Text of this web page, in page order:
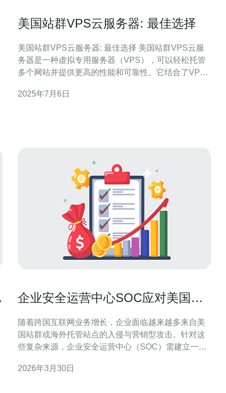
美国站群VPS云服务器: 最佳选择
美国站群VPS云服务器: 最佳选择 美国站群VPS云服
务器是一种虚拟专用服务器（VPS），可以轻松托管
多个网站并提供更高的性能和可靠性。它结合了VPS
决方案。 1. 稳定性：美国站群VPS云服务器能够确保
2025年7月6日
企业安全运营中心SOC应对美国站
随着跨国互联网业务增长，企业面临越来越多来自美
国站群或海外托管站点的入侵与营销型攻击。针对这
些复杂来源，企业安全运营中心（SOC）需建立一套
统，本文将围绕流程设计与技术选型展开，并在文末
2026年3月30日